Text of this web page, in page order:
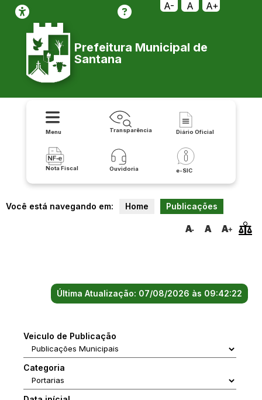
A- A A+
Prefeitura Municipal de
Santana
Menu Transparência Diário Oficial
Nota Fiscal Ouvidoria e-SIC
Você está navegando em: Home Publicações
Última Atualização: 07/08/2026 às 09:42:22
Veiculo de Publicação
Categoria